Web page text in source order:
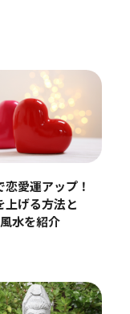
恋愛運アップ！
上げる方法と
水を紹介